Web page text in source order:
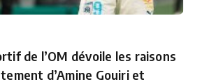
de l’OM dévoile les raisons
d’Amine Gouiri et